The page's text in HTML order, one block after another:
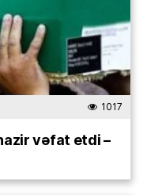
1017
vəfat etdi –